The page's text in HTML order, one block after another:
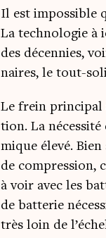
Il est impos­sible
La tech­no­lo­gie à
des décen­nies,
naires, le tout-
Le frein prin­ci­pal
tion. La
mique éle­vé.
de com­pres­sion,
à voir avec les
de bat­te­rie
très loin de